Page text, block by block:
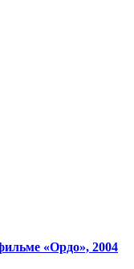
«Ордо», 2004